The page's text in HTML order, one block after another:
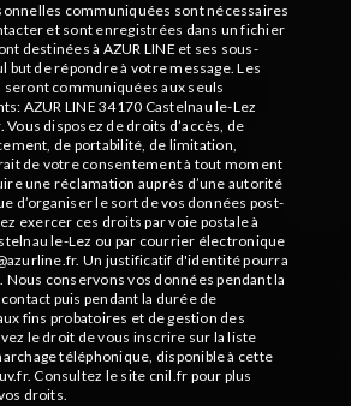
communiquées sont nécessaires
et sont enregistrées dans un fichier
destinées à AZUR LINE et ses sous-
but de répondre à votre message. Les
communiquées aux seuls
AZUR LINE 34170 Castelnau le-Lez
disposez de droits d’accès, de
de portabilité, de limitation,
de votre consentement à tout moment
une réclamation auprès d’une autorité
d’organiser le sort de vos données post-
exercer ces droits par voie postale à
le-Lez ou par courrier électronique
Un justificatif d'identité pourra
conservons vos données pendant la
puis pendant la durée de
fins probatoires et de gestion des
le droit de vous inscrire sur la liste
téléphonique, disponible à cette
. Consultez le site cnil.fr pour plus
droits.